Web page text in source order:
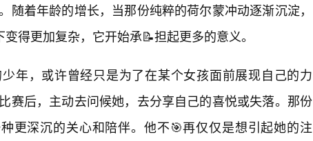
随着年龄的增长，当那份纯粹的荷尔蒙冲动逐渐沉淀，
得更加复杂，它开始承📝担起更多的意义。
年，或许曾经只是为了在某个女孩面前展现自己的力
赛后，主动去问候她，去分享自己的喜悦或失落。那份
更深沉的关心和陪伴。他不🎯再仅仅是想引起她的注